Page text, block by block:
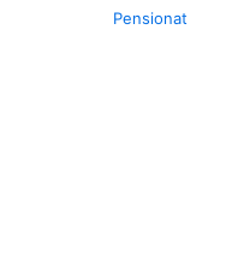
Pensionat